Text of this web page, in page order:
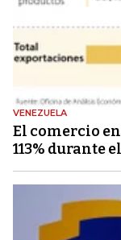
VENEZUELA
El comercio
113% durante